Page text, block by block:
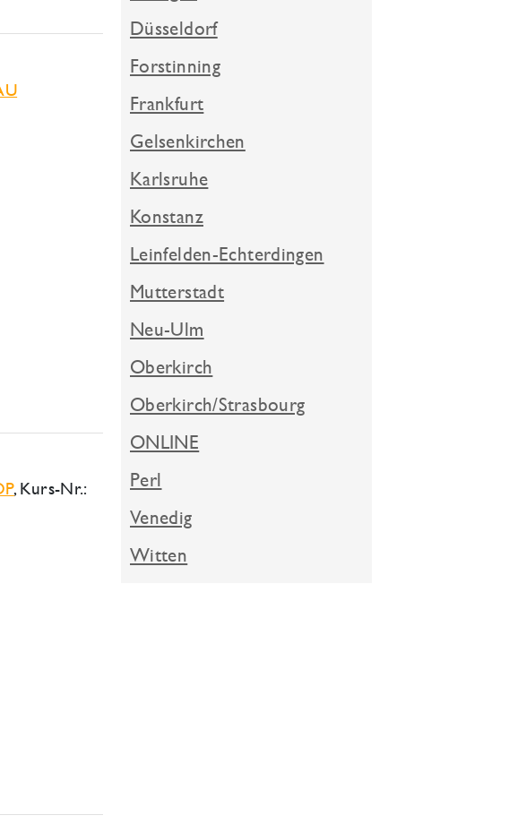
, Kurs-Nr.:
Düsseldorf
Forstinning
Frankfurt
Gelsenkirchen
Karlsruhe
Konstanz
Leinfelden-Echterdingen
Mutterstadt
Neu-Ulm
Oberkirch
Oberkirch/Strasbourg
ONLINE
Perl
Venedig
Witten